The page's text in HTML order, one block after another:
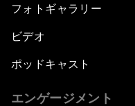
フォトギャラリー
ビデオ
ポッドキャスト
エンゲージメント